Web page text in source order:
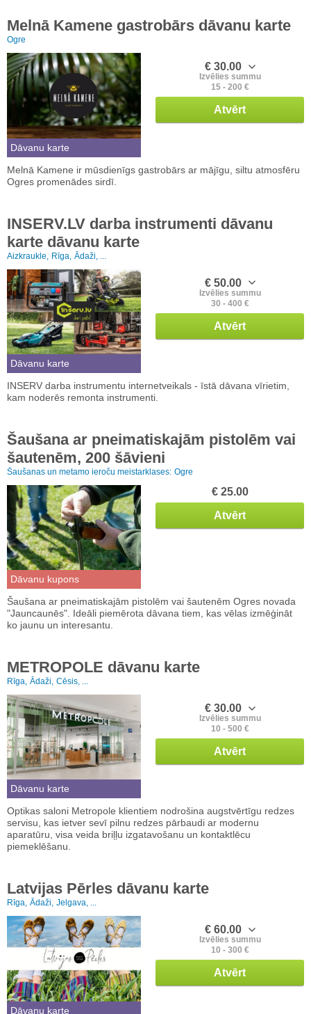
Melnā Kamene gastrobārs dāvanu karte
Ogre
Dāvanu karte
€ 30.00
Izvēlies summu
15 - 200 €
Atvērt
Melnā Kamene ir mūsdienīgs gastrobārs ar mājīgu, siltu atmosfēru
Ogres promenādes sirdī.
INSERV.LV darba instrumenti dāvanu
karte dāvanu karte
Aizkraukle, Rīga, Ādaži, ...
Dāvanu karte
€ 50.00
Izvēlies summu
30 - 400 €
Atvērt
INSERV darba instrumentu internetveikals - īstā dāvana vīrietim,
kam noderēs remonta instrumenti.
Šaušana ar pneimatiskajām pistolēm vai
šautenēm, 200 šāvieni
Šaušanas un metamo ieroču meistarklases: Ogre
Dāvanu kupons
€ 25.00
Atvērt
Šaušana ar pneimatiskajām pistolēm vai šautenēm Ogres novada
"Jauncaunēs". Ideāli piemērota dāvana tiem, kas vēlas izmēģināt
ko jaunu un interesantu.
METROPOLE dāvanu karte
Rīga, Ādaži, Cēsis, ...
Dāvanu karte
€ 30.00
Izvēlies summu
10 - 500 €
Atvērt
Optikas saloni Metropole klientiem nodrošina augstvērtīgu redzes
servisu, kas ietver sevī pilnu redzes pārbaudi ar modernu
aparatūru, visa veida briļļu izgatavošanu un kontaktlēcu
piemeklēšanu.
Latvijas Pērles dāvanu karte
Rīga, Ādaži, Jelgava, ...
Dāvanu karte
€ 60.00
Izvēlies summu
10 - 300 €
Atvērt